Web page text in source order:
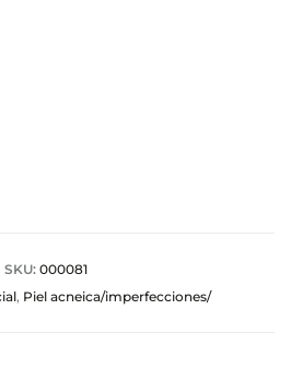
SKU: 000081
, Piel acneica/imperfecciones/